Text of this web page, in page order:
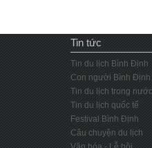
Tin tức
Tin du lịch Bình Định
Con người Bình Định
Tin du lịch trong nước
Tin du lịch quốc tế
Festival Bình Định
Câu chuyện du lịch